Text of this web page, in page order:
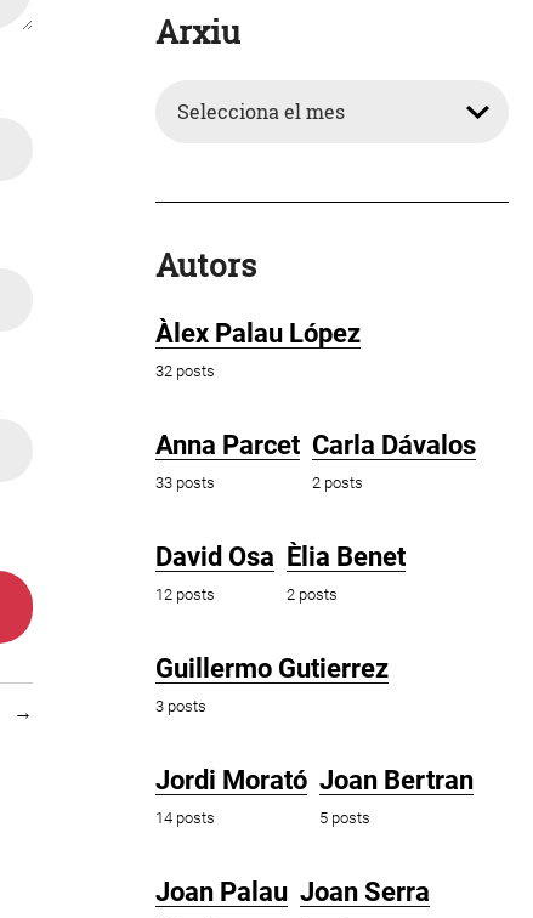
Arxiu
Autors
Àlex Palau López
32 posts
Anna Parcet
33 posts
Carla Dávalos
2 posts
David Osa
12 posts
Èlia Benet
2 posts
Guillermo Gutierrez
3 posts
Jordi Morató
14 posts
Joan Bertran
5 posts
Joan Palau Joan Serra